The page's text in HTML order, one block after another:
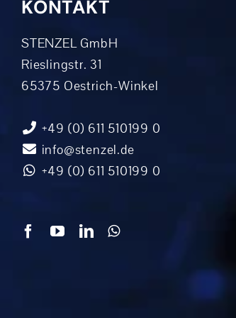
KONTAKT
STENZEL GmbH
Rieslingstr. 31
65375 Oestrich-Winkel
+49 (0) 611 510199 0
info@stenzel.de
+49 (0) 611 510199 0